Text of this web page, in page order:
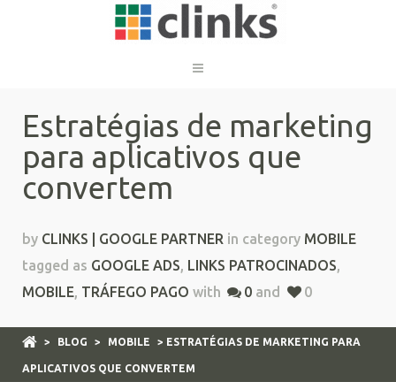
Estratégias de marketing
para aplicativos que
convertem
by CLINKS | GOOGLE PARTNER in category MOBILE
tagged as GOOGLE ADS, LINKS PATROCINADOS,
MOBILE, TRÁFEGO PAGO with 0 and 0
> BLOG > MOBILE > ESTRATÉGIAS DE MARKETING PARA
APLICATIVOS QUE CONVERTEM